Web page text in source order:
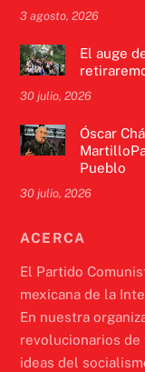
3 agosto, 2026
El auge
30 julio, 2026
Óscar
Pueblo
30 julio, 2026
ACERCA
El Partido
mexicana de la
En nuestra
revolucionarios
ideas del